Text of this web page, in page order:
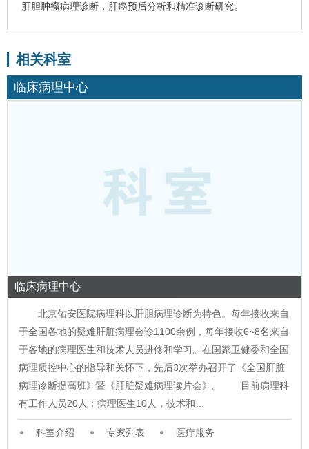
肝胆肿瘤病理诊断，肝癌预后分析和精准诊断研究。
相关科室
临床病理中心
临床病理中心
北京佑安医院病理科以肝胆病理诊断为特色。每年接收来自
于全国各地的疑难肝脏病理会诊1100余例，每年接收6~8名来自
于各地的病理医生和技术人员进修和学习。在国家卫健委和全国
病理质控中心的指导和关怀下，先后3次举办召开了《全国肝脏
病理诊断提高班》暨《肝脏疑难病理读片会》。 目前病理科
有工作人员20人：病理医生10人，技术和…
科室介绍 专家列表 医疗服务